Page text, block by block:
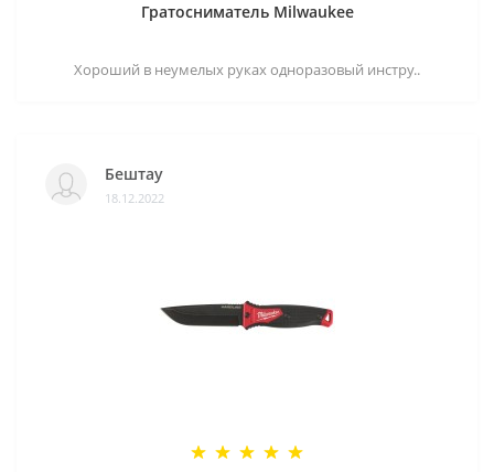
Гратосниматель Milwaukee
Хороший в неумелых руках одноразовый инстру..
Бештау
18.12.2022